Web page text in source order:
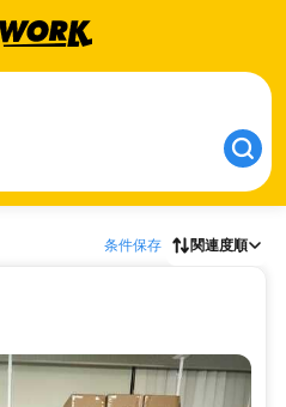
条件保存 関連度順